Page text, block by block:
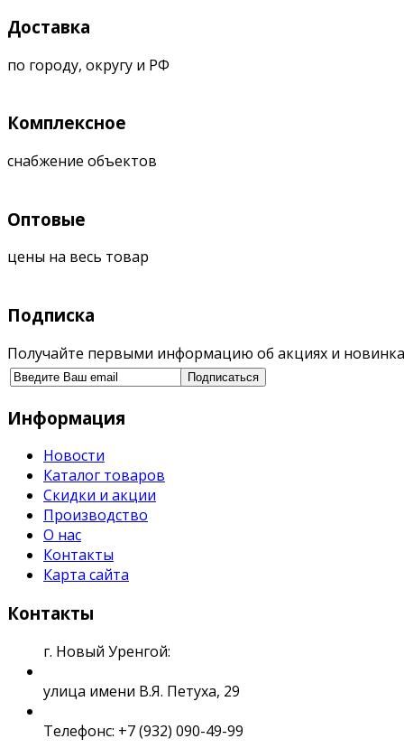
Доставка
по городу, округу и РФ
Комплексное
снабжение объектов
Оптовые
цены на весь товар
Подписка
Получайте первыми информацию об акциях и
Информация
Новости
Каталог товаров
Скидки и акции
Производство
О нас
Контакты
Карта сайта
Контакты
г. Новый Уренгой:
улица имени В.Я. Петуха, 29
Телефонс: +7 (932) 090-49-99